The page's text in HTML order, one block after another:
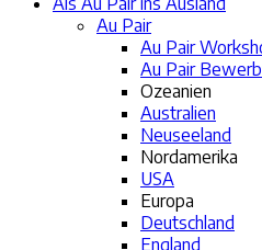
Au Pair
Au Pair
Au Pair
Ozeanien
Australien
Neuseeland
Nordamerika
USA
Europa
Deutschland
England